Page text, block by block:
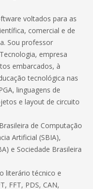
voltados para as
comercial e de
Sou professor
empresa
embarcados, à
tecnológica nas
linguagens de
e layout de circuito
de Computação
Artificial (SBIA),
e Sociedade Brasileira
literário técnico e
FFT, PDS, CAN,